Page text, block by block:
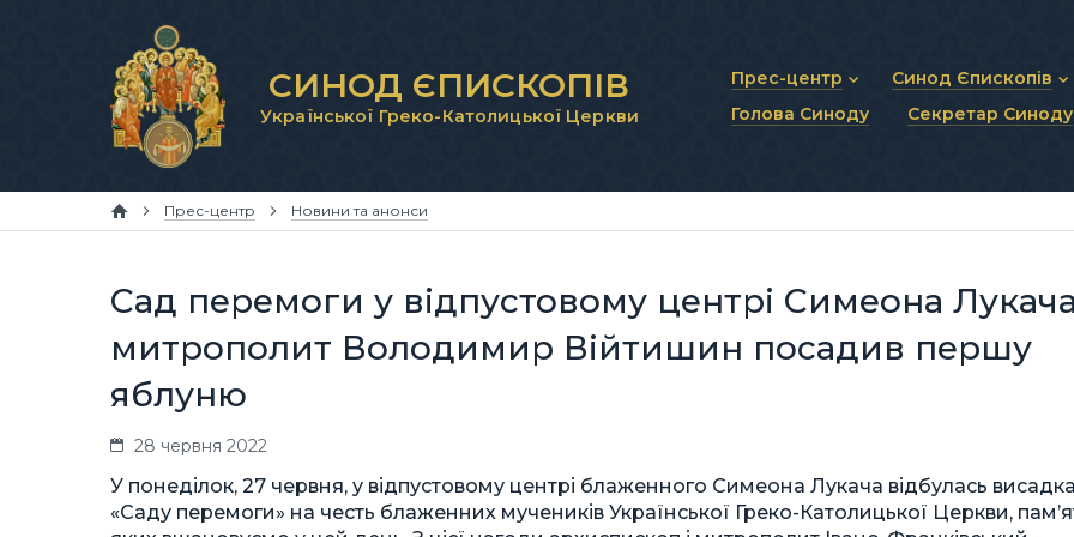
СИНОД ЄПИСКОПІВ
Української Греко-Католицької Церкви
Прес-центр
Новини та анонси
Синод Єпископів
Статут Синоду
Синодальні органи
Голова Синоду Секретар Синоду
Прес-центр Новини та анонси
Сад перемоги у відпустовому центрі Симеона
митрополит Володимир Війтишин посадив першу
яблуню
28 червня 2022
У понеділок, 27 червня, у відпустовому центрі блаженного Симеона Лукача відбулась висадка
«Саду перемоги» на честь блаженних мучеників Української Греко-Католицької Церкви,